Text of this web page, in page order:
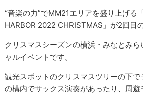
“音楽の力”でMM21エリアを盛り上げる
HARBOR 2022 CHRISTMAS」が2回目
クリスマスシーズンの横浜・みなとみ
ャルイベントです。
観光スポットのクリスマスツリーの下
の構内でサックス演奏があったり、周